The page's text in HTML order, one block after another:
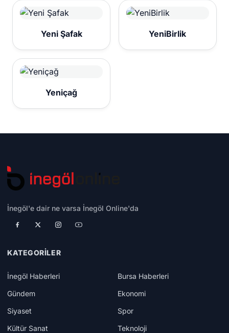
Yeni Şafak YeniBirlik
Yeniçağ
İnegöl'e dair ne varsa İnegöl Online'da
KATEGORILER
İnegöl Haberleri
Bursa Haberleri
Gündem
Ekonomi
Siyaset
Spor
Kültür Sanat
Teknoloji